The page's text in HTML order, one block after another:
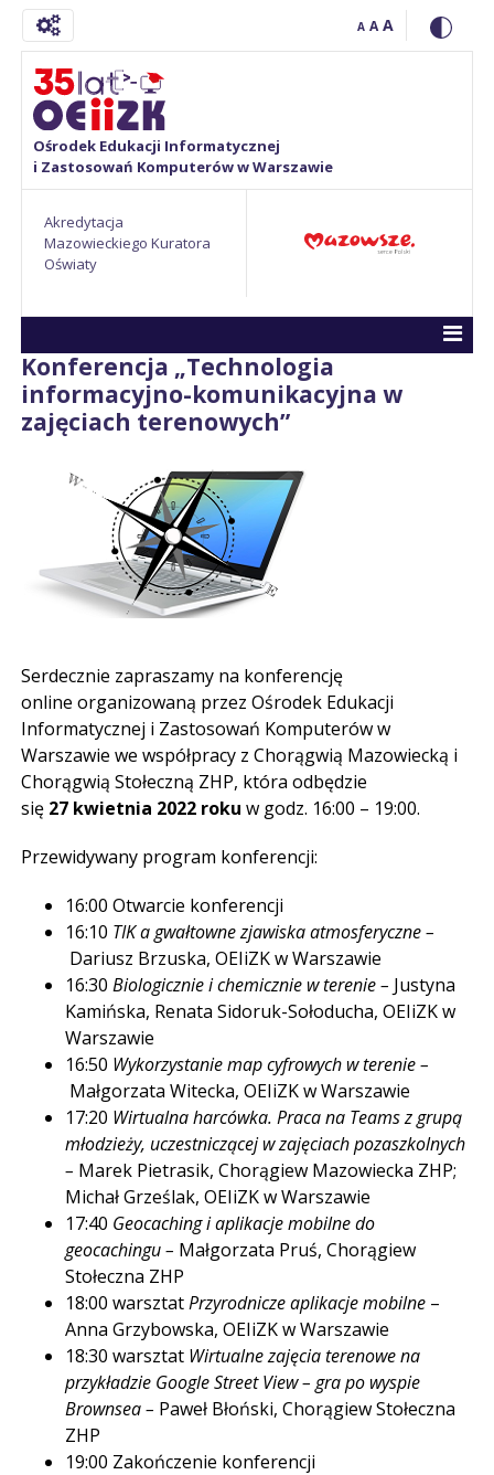
A A A
Ośrodek Edukacji Informatycznej
i Zastosowań Komputerów w Warszawie
Akredytacja
Mazowieckiego Kuratora
Oświaty
Konferencja „Technologia
informacyjno-komunikacyjna w
zajęciach terenowych”
Serdecznie zapraszamy na konferencję
online organizowaną przez Ośrodek Edukacji
Informatycznej i Zastosowań Komputerów w
Warszawie we współpracy z Chorągwią Mazowiecką i
Chorągwią Stołeczną ZHP, która odbędzie
się 27 kwietnia 2022 roku w godz. 16:00 – 19:00.
Przewidywany program konferencji:
16:00 Otwarcie konferencji
16:10 TIK a gwałtowne zjawiska atmosferyczne –
Dariusz Brzuska, OEIiZK w Warszawie
16:30Biologicznie i chemicznie w terenie – Justyna
Kamińska, Renata Sidoruk-Sołoducha, OEIiZK w
Warszawie
16:50 Wykorzystanie map cyfrowych w terenie –
Małgorzata Witecka, OEIiZK w Warszawie
17:20 Wirtualna harcówka. Praca na Teams z grupą
młodzieży, uczestniczącej w zajęciach pozaszkolnych
– Marek Pietrasik, Chorągiew Mazowiecka ZHP;
Michał Grześlak, OEIiZK w Warszawie
17:40 Geocaching i aplikacje mobilne do
geocachingu – Małgorzata Pruś, Chorągiew
Stołeczna ZHP
18:00 warsztatPrzyrodnicze aplikacje mobilne –
Anna Grzybowska, OEIiZK w Warszawie
18:30 warsztat Wirtualne zajęcia terenowe na
przykładzie Google Street View – gra po wyspie
Brownsea – Paweł Błoński, Chorągiew Stołeczna
ZHP
19:00 Zakończenie konferencji